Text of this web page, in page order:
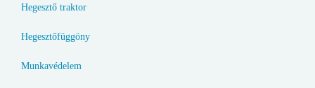
Hegesztő traktor
Hegesztőfüggöny
Munkavédelem